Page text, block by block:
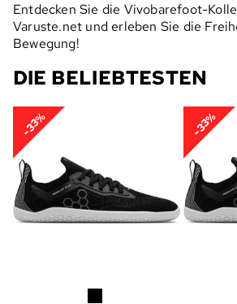
Entdecken Sie die Vivobarefoot-
Varuste.net und erleben Sie die
Bewegung!
DIE BELIEBTESTEN
-33% -33%